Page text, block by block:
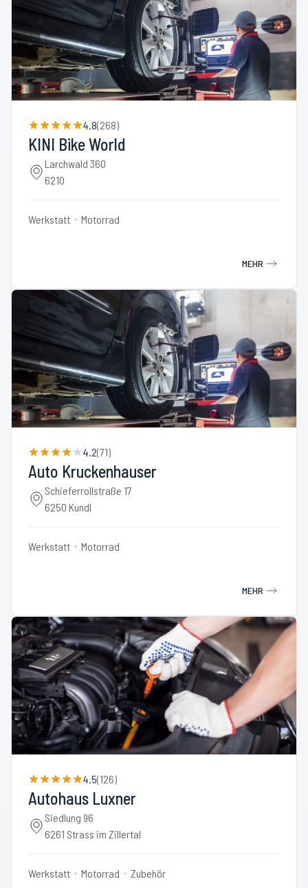
4.8(268)
KINI Bike World
Larchwald 360
6210
Werkstatt Motorrad
MEHR
4.2(71)
Auto Kruckenhauser
Schieferrollstraße 17
6250 Kundl
Werkstatt Motorrad
MEHR
4.5(126)
Autohaus Luxner
Siedlung 96
6261 Strass im Zillertal
Werkstatt Motorrad Zubehör